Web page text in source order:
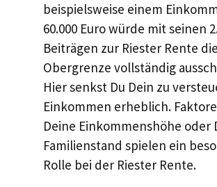
beispielsweise einem
60.000 Euro würde mit seinen
Beiträgen zur Riester Rente die
Obergrenze vollständig
Hier senkst Du Dein zu
Einkommen erheblich.
Deine Einkommenshöhe oder
Familienstand spielen ein
Rolle bei der Riester Rente.